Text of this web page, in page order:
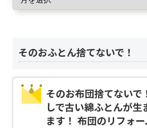
そのおふとん捨てないで！
そのお布団捨てない
しで古い綿ふとんが生
ます！ 布団のリフォ